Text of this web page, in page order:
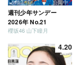
週刊少年サンデー
2026年 No.21
櫻坂46 山下瞳月
4.20